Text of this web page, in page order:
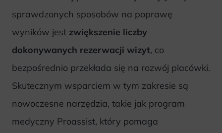
sprawdzonych sposobów na poprawę
wyników jest zwiększenie liczby
dokonywanych rezerwacji wizyt, co
bezpośrednio przekłada się na rozwój placówki.
Skutecznym wsparciem w tym zakresie są
nowoczesne narzędzia, takie jak program
medyczny Proassist, który pomaga